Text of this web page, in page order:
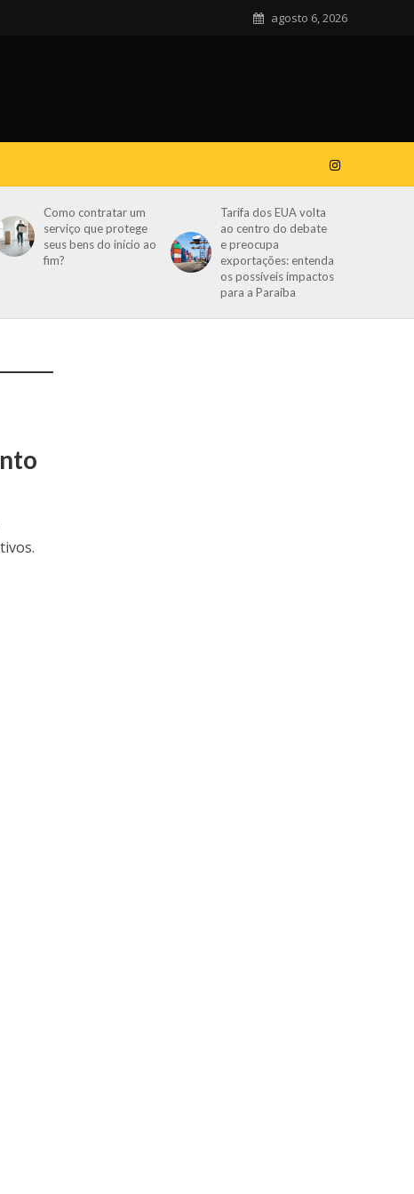
agosto 6, 2026
Como contratar um
serviço que protege
seus bens do início ao
fim?
Tarifa dos EUA volta
ao centro do debate
e preocupa
exportações: entenda
os possíveis impactos
para a Paraíba